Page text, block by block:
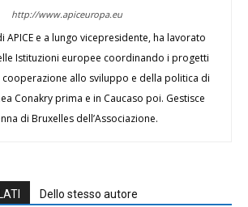
http://www.apiceuropa.eu
APICE e a lungo vicepresidente, ha lavorato
Istituzioni europee coordinando i progetti
allo sviluppo e della politica di
Conakry prima e in Caucaso poi. Gestisce
di Bruxelles dell’Associazione.
Dello stesso autore